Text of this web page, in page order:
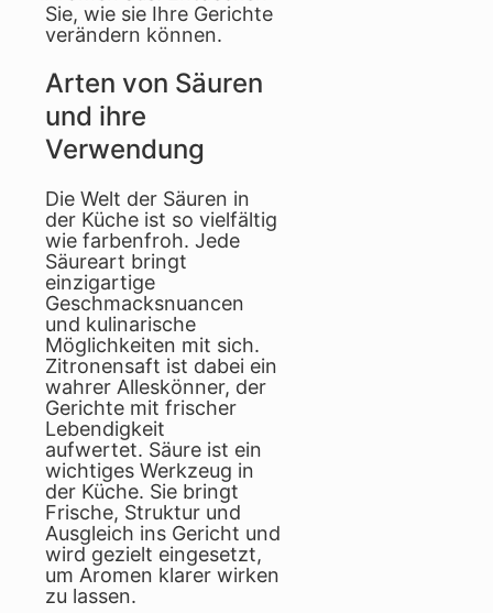
Sie, wie sie Ihre Gerichte
verändern können.
Arten von Säuren
und ihre
Verwendung
Die Welt der Säuren in
der Küche ist so vielfältig
wie farbenfroh. Jede
Säureart bringt
einzigartige
Geschmacksnuancen
und kulinarische
Möglichkeiten mit sich.
Zitronensaft ist dabei ein
wahrer Alleskönner, der
Gerichte mit frischer
Lebendigkeit
aufwertet. Säure ist ein
wichtiges Werkzeug in
der Küche. Sie bringt
Frische, Struktur und
Ausgleich ins Gericht und
wird gezielt eingesetzt,
um Aromen klarer wirken
zu lassen.